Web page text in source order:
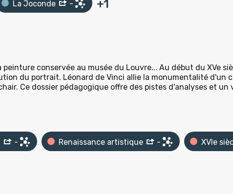
La Joconde - +1
conservée au musée du Louvre... Au début du XVe
du portrait. Léonard de Vinci allie la monumentalité d'un
Ce dossier pédagogique offre des pistes d'analyses et un
- Renaissance artistique - XVIe